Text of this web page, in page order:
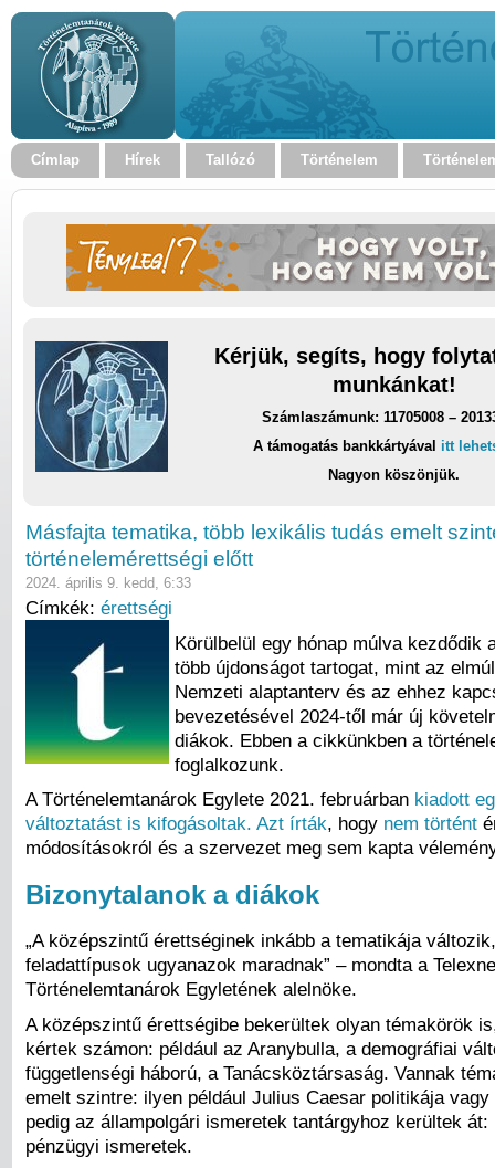
Címlap Hírek Tallózó Történelem
Kérjük, segíts, hogy
munkánkat!
Számlaszámunk: 11705008 –
A támogatás bankkártyával itt
Nagyon köszönjük.
Másfajta tematika, több lexikális tudás emelt
történelemérettségi előtt
2024. április 9. kedd, 6:33
Címkék: érettségi
Körülbelül egy hónap múlva kezdődik
több újdonságot tartogat, mint az
Nemzeti alaptanterv és az ehhez
bevezetésével 2024-től már új
diákok. Ebben a cikkünkben a
foglalkozunk.
A Történelemtanárok Egylete 2021. februárban kiadott
változtatást is kifogásoltak. Azt írták, hogy nem történt
módosításokról és a szervezet meg sem kapta
Bizonytalanok a diákok
„A középszintű érettséginek inkább a tematikája
feladattípusok ugyanazok maradnak” – mondta a
Történelemtanárok Egyletének alelnöke.
A középszintű érettségibe bekerültek olyan témakörök
kértek számon: például az Aranybulla, a demográfiai
függetlenségi háború, a Tanácsköztársaság. Vannak
emelt szintre: ilyen például Julius Caesar politikája
pedig az állampolgári ismeretek tantárgyhoz kerültek
pénzügyi ismeretek.